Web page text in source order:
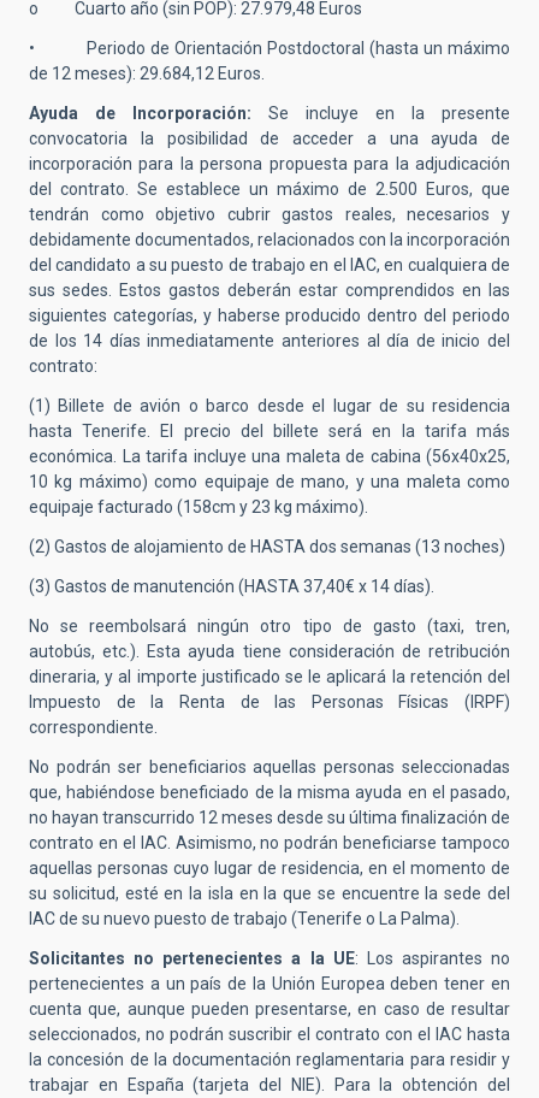
o Cuarto año (sin POP): 27.979,48 Euros
• Periodo de Orientación Postdoctoral (hasta un máximo
de 12 meses): 29.684,12 Euros.
Ayuda de Incorporación: Se incluye en la presente
convocatoria la posibilidad de acceder a una ayuda de
incorporación para la persona propuesta para la adjudicación
del contrato. Se establece un máximo de 2.500 Euros, que
tendrán como objetivo cubrir gastos reales, necesarios y
debidamente documentados, relacionados con la incorporación
del candidato a su puesto de trabajo en el IAC, en cualquiera de
sus sedes. Estos gastos deberán estar comprendidos en las
siguientes categorías, y haberse producido dentro del periodo
de los 14 días inmediatamente anteriores al día de inicio del
contrato:
(1) Billete de avión o barco desde el lugar de su residencia
hasta Tenerife. El precio del billete será en la tarifa más
económica. La tarifa incluye una maleta de cabina (56x40x25,
10 kg máximo) como equipaje de mano, y una maleta como
equipaje facturado (158cm y 23 kg máximo).
(2) Gastos de alojamiento de HASTA dos semanas (13 noches)
(3) Gastos de manutención (HASTA 37,40€ x 14 días).
No se reembolsará ningún otro tipo de gasto (taxi, tren,
autobús, etc.). Esta ayuda tiene consideración de retribución
dineraria, y al importe justificado se le aplicará la retención del
Impuesto de la Renta de las Personas Físicas (IRPF)
correspondiente.
No podrán ser beneficiarios aquellas personas seleccionadas
que, habiéndose beneficiado de la misma ayuda en el pasado,
no hayan transcurrido 12 meses desde su última finalización de
contrato en el IAC. Asimismo, no podrán beneficiarse tampoco
aquellas personas cuyo lugar de residencia, en el momento de
su solicitud, esté en la isla en la que se encuentre la sede del
IAC de su nuevo puesto de trabajo (Tenerife o La Palma).
Solicitantes no pertenecientes a la UE: Los aspirantes no
pertenecientes a un país de la Unión Europea deben tener en
cuenta que, aunque pueden presentarse, en caso de resultar
seleccionados, no podrán suscribir el contrato con el IAC hasta
la concesión de la documentación reglamentaria para residir y
trabajar en España (tarjeta del NIE). Para la obtención del